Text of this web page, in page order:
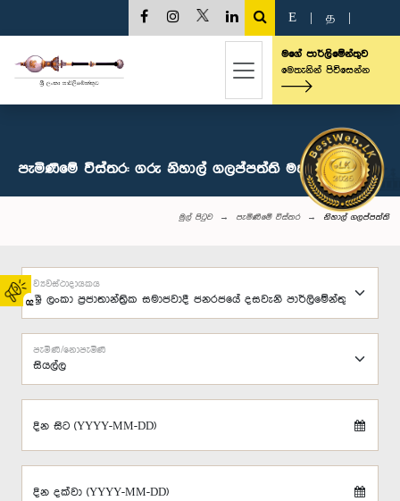
02
E த
මගේ පාර්ලිමේන්තුව
මෙතැනින් පිවිසෙන්න
පැමිණීමේ විස්තර: ගරු නිහාල් ගලප්පත්ති මහතා, පා.ම.
මුල් පිටුව පැමිණීමේ විස්තර නිහාල් ගලප්පත්ති
ව්‍යවස්ථාදායකය
පැමිණි/නොපැමිණි
දින සිට (YYYY-MM-DD)
දින දක්වා (YYYY-MM-DD)